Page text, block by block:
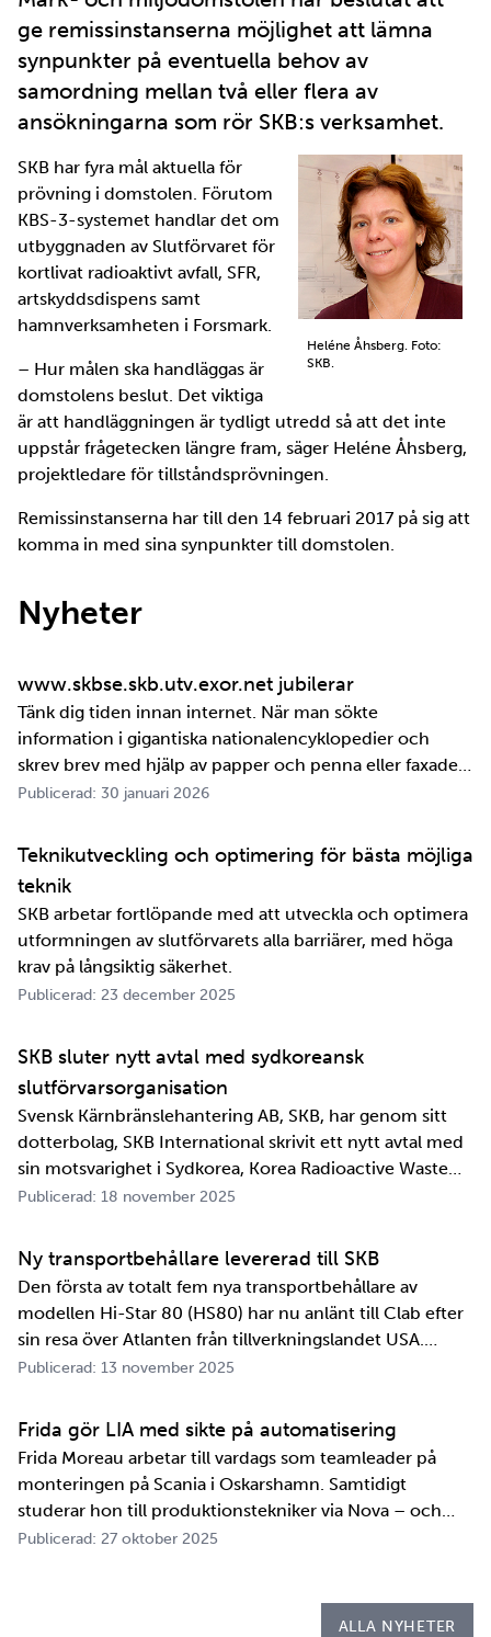
ge remissinstanserna möjlighet att lämna
synpunkter på eventuella behov av
samordning mellan två eller flera av
ansökningarna som rör SKB:s verksamhet.
Heléne Åhsberg. Foto:
SKB.
SKB har fyra mål aktuella för
prövning i domstolen. Förutom
KBS-3-systemet handlar det om
utbyggnaden av Slutförvaret för
kortlivat radioaktivt avfall, SFR,
artskyddsdispens samt
hamnverksamheten i Forsmark.
– Hur målen ska handläggas är
domstolens beslut. Det viktiga
är att handläggningen är tydligt utredd så att det inte
uppstår frågetecken längre fram, säger Heléne Åhsberg,
projektledare för tillståndsprövningen.
Remissinstanserna har till den 14 februari 2017 på sig att
komma in med sina synpunkter till domstolen.
Nyheter
www.skbse.skb.utv.exor.net jubilerar
Tänk dig tiden innan internet. När man sökte
information i gigantiska nationalencyklopedier och
skrev brev med hjälp av papper och penna eller faxade
om ett meddelande skulle fram snabbt. Det är inte
perspektiv i alla fall. För oss på SKB är det …
Publicerad: 30 januari 2026
Teknikutveckling och optimering för bästa möjliga
teknik
SKB arbetar fortlöpande med att utveckla och optimera
utformningen av slutförvarets alla barriärer, med höga
krav på långsiktig säkerhet.
Publicerad: 23 december 2025
SKB sluter nytt avtal med sydkoreansk
slutförvarsorganisation
Svensk Kärnbränslehantering AB, SKB, har genom sitt
dotterbolag, SKB International skrivit ett nytt avtal med
sin motsvarighet i Sydkorea, Korea Radioactive Waste
Agency, KORAD. Avtalet, som är ett så kallat
samarbetet mellan de två organisationerna. …
Publicerad: 18 november 2025
Ny transportbehållare levererad till SKB
Den första av totalt fem nya transportbehållare av
modellen Hi-Star 80 (HS80) har nu anlänt till Clab efter
sin resa över Atlanten från tillverkningslandet USA.
Innan transportbehållaren kan bli en del av SKB:s
tester och utbildningar. Redan 2008 i…
Publicerad: 13 november 2025
Frida gör LIA med sikte på automatisering
Frida Moreau arbetar till vardags som teamleader på
monteringen på Scania i Oskarshamn. Samtidigt
studerar hon till produktionstekniker via Nova – och
under tio veckor i höst gör hon både sin praktik, även
Publicerad: 27 oktober 2025
ALLA NYHETER